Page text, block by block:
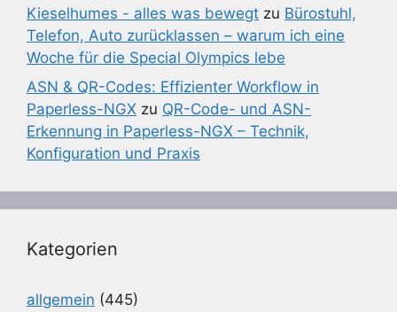
Kieselhumes - alles was bewegt zu Bürostuhl,
Telefon, Auto zurücklassen – warum ich eine
Woche für die Special Olympics lebe
ASN & QR-Codes: Effizienter Workflow in
Paperless-NGX zu QR-Code- und ASN-
Erkennung in Paperless-NGX – Technik,
Konfiguration und Praxis
Kategorien
allgemein (445)